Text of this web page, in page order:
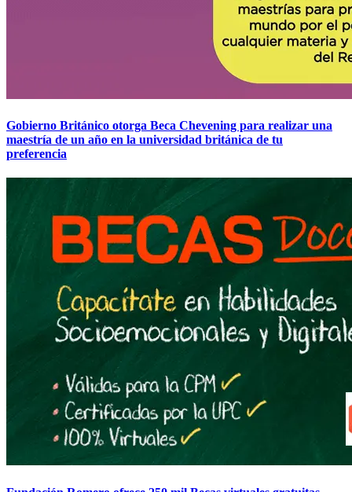
Gobierno Británico otorga Beca Chevening para realizar una
maestría de un año en la universidad británica de tu
preferencia